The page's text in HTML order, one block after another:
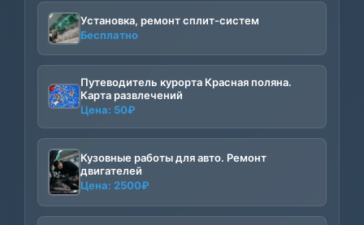
Установка, ремонт сплит-систем
Бесплатно
Путеводитель курорта Красная поляна.
Карта развлечений
Цена: 50₽
Кузовные работы для авто. Ремонт
двигателей
Цена: 2500₽